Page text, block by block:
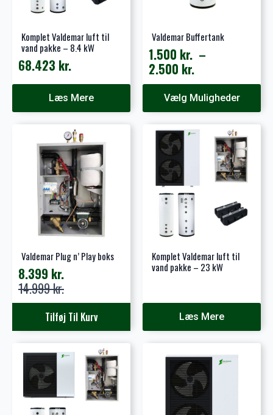
Komplet Valdemar luft til
vand pakke – 8.4 kW
68.423 kr.
Læs Mere
Valdemar Buffertank
1.500 kr. –
2.500 kr.
Prisinterval:
1.500 kr.
2.500 kr.
Vælg Muligheder
flere
varianter.
Mulighederne
vælges
Valdemar Plug n’ Play boks
14.999kr.
Den
oprindelige
var:
8.399 kr.
Den
aktuelle
er:
Tilføj Til Kurv
Komplet Valdemar luft til
vand pakke – 23 kW
Læs Mere